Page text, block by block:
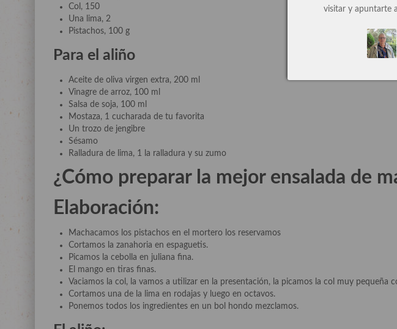
Col, 150
Una lima, 2
Pistachos, 100 g
Para el aliño
Aceite de oliva virgen extra, 200 ml
Vinagre de arroz, 100 ml
Salsa de soja, 100 ml
Mostaza, 1 cucharada de tu favorita
Un trozo de jengibre
Sésamo
Ralladura de lima, 1 la ralladura y su zumo
¿Cómo preparar la mejor ensalada de
Elaboración:
Machacamos los pistachos en el mortero los reservamos
Cortamos la zanahoria en espaguetis.
Picamos la cebolla en juliana fina.
El mango en tiras finas.
Vaciamos la col, la vamos a utilizar en la presentación, la picamos la col muy pequeña
Cortamos una de la lima en rodajas y luego en octavos.
Ponemos todos los ingredientes en un bol hondo mezclamos.
visitar y apuntarte